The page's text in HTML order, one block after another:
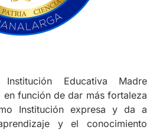
Educativa Madre
en función de dar más fortaleza
Institución expresa y da a
y el conocimiento